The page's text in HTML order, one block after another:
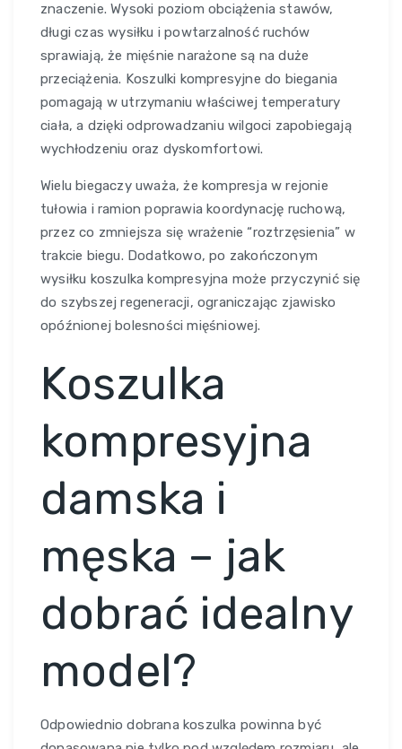
znaczenie. Wysoki poziom obciążenia stawów,
długi czas wysiłku i powtarzalność ruchów
sprawiają, że mięśnie narażone są na duże
przeciążenia. Koszulki kompresyjne do biegania
pomagają w utrzymaniu właściwej temperatury
ciała, a dzięki odprowadzaniu wilgoci zapobiegają
wychłodzeniu oraz dyskomfortowi.
Wielu biegaczy uważa, że kompresja w rejonie
tułowia i ramion poprawia koordynację ruchową,
przez co zmniejsza się wrażenie “roztrzęsienia” w
trakcie biegu. Dodatkowo, po zakończonym
wysiłku koszulka kompresyjna może przyczynić się
do szybszej regeneracji, ograniczając zjawisko
opóźnionej bolesności mięśniowej.
Koszulka
kompresyjna
damska i
męska – jak
dobrać idealny
model?
Odpowiednio dobrana koszulka powinna być